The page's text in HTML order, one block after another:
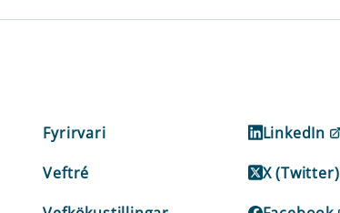
Fyrirvari
Veftré
LinkedIn
X (Twitter)